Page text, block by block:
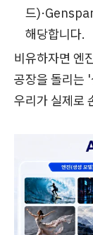
드
해당합니다.
비유하자면 엔
공장을 돌리는
우리가 실제로